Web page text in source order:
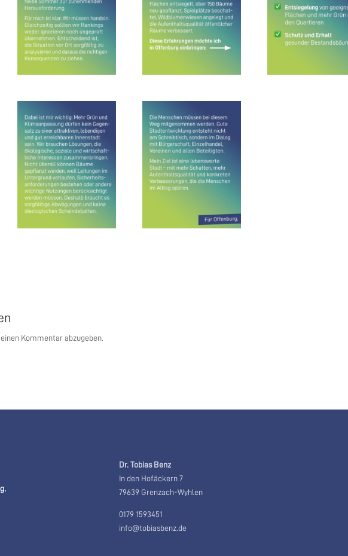
Kommentar abzugeben.
Dr. Tobias Benz
In den Hofäckern 7
79639 Grenzach-Wyhlen
0179 1593451
info@tobiasbenz.de